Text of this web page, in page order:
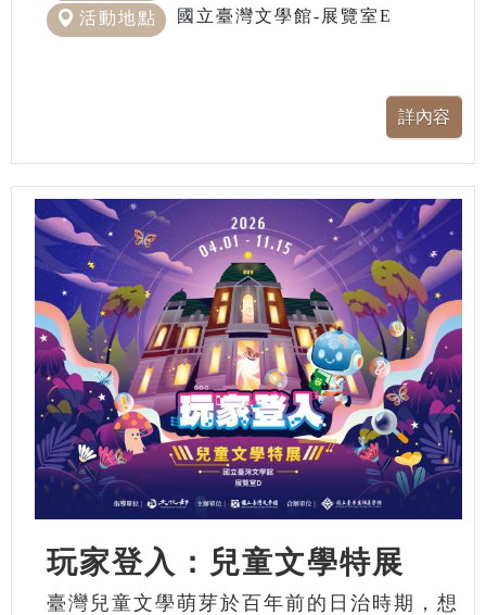
活動地點 國立臺灣文學館-展覽室E
玩家登入：兒童文學特展
臺灣兒童文學萌芽於百年前的日治時期，想